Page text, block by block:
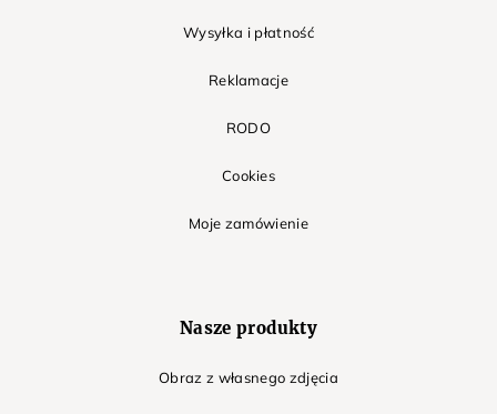
Wysyłka i płatność
Reklamacje
RODO
Cookies
Moje zamówienie
Nasze produkty
Obraz z własnego zdjęcia